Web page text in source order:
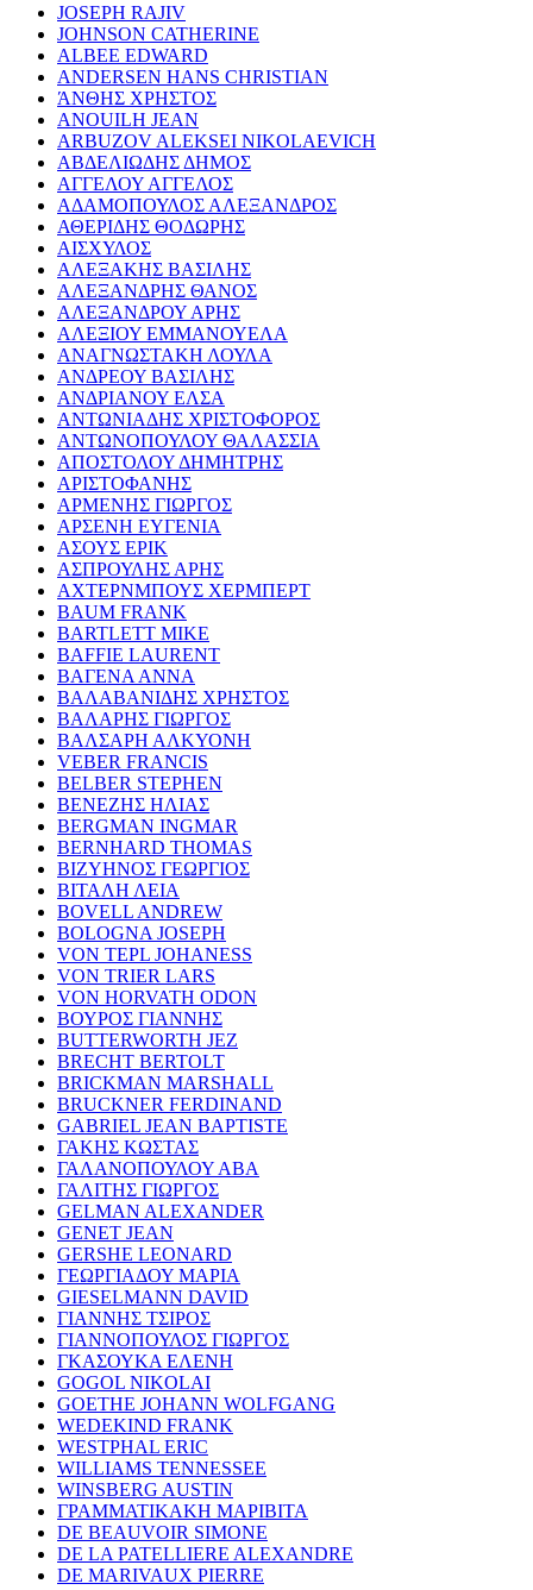
JOSEPH RAJIV
JOHNSON CATHERINE
ALBEE EDWARD
ANDERSEN HANS CHRISTIAN
ΆΝΘΗΣ ΧΡΗΣΤΟΣ
ANOUILH JEAN
ARBUZOV ALEKSEI NIKOLAEVICH
ΑΒΔΕΛΙΩΔΗΣ ΔΗΜΟΣ
ΑΓΓΕΛΟΥ ΑΓΓΕΛΟΣ
ΑΔΑΜΟΠΟΥΛΟΣ ΑΛΕΞΑΝΔΡΟΣ
ΑΘΕΡΙΔΗΣ ΘΟΔΩΡΗΣ
ΑΙΣΧΥΛΟΣ
ΑΛΕΞΑΚΗΣ ΒΑΣΙΛΗΣ
ΑΛΕΞΑΝΔΡΗΣ ΘΑΝΟΣ
ΑΛΕΞΑΝΔΡΟΥ ΑΡΗΣ
ΑΛΕΞΙΟΥ ΕΜΜΑΝΟΥΕΛΑ
ΑΝΑΓΝΩΣΤΑΚΗ ΛΟΥΛΑ
ΑΝΔΡΕΟΥ ΒΑΣΙΛΗΣ
ΑΝΔΡΙΑΝΟΥ ΕΛΣΑ
ΑΝΤΩΝΙΑΔΗΣ ΧΡΙΣΤΟΦΟΡΟΣ
ΑΝΤΩΝΟΠΟΥΛΟΥ ΘΑΛΑΣΣΙΑ
ΑΠΟΣΤΟΛΟΥ ΔΗΜΗΤΡΗΣ
ΑΡΙΣΤΟΦΑΝΗΣ
ΑΡΜΕΝΗΣ ΓΙΩΡΓΟΣ
ΑΡΣΕΝΗ ΕΥΓΕΝΙΑ
ΑΣΟΥΣ ΕΡΙΚ
ΑΣΠΡΟΥΛΗΣ ΑΡΗΣ
ΑΧΤΕΡΝΜΠΟΥΣ ΧΕΡΜΠΕΡΤ
BAUM FRANK
BARTLETT MIKE
BAFFIE LAURENT
ΒΑΓΕΝΑ ΑΝΝΑ
ΒΑΛΑΒΑΝΙΔΗΣ ΧΡΗΣΤΟΣ
ΒΑΛΑΡΗΣ ΓΙΩΡΓΟΣ
ΒΑΛΣΑΡΗ ΑΛΚΥΟΝΗ
VEBER FRANCIS
BELBER STEPHEN
ΒΕΝΕΖΗΣ ΗΛΙΑΣ
BERGMAN INGMAR
BERNHARD THOMAS
ΒΙΖΥΗΝΟΣ ΓΕΩΡΓΙΟΣ
ΒΙΤΑΛΗ ΛΕΙΑ
BOVELL ANDREW
BOLOGNA JOSEPH
VON TEPL JOHANESS
VON TRIER LARS
VON HORVATH ODON
ΒΟΥΡΟΣ ΓΙΑΝΝΗΣ
BUTTERWORTH JEZ
BRECHT BERTOLT
BRICKMAN MARSHALL
BRUCKNER FERDINAND
GABRIEL JEAN BAPTISTE
ΓΑΚΗΣ ΚΩΣΤΑΣ
ΓΑΛΑΝΟΠΟΥΛΟΥ ΑΒΑ
ΓΑΛΙΤΗΣ ΓΙΩΡΓΟΣ
GELMAN ALEXANDER
GENET JEAN
GERSHE LEONARD
ΓΕΩΡΓΙΑΔΟΥ ΜΑΡΙΑ
GIESELMANN DAVID
ΓΙΑΝΝΗΣ ΤΣΙΡΟΣ
ΓΙΑΝΝΟΠΟΥΛΟΣ ΓΙΩΡΓΟΣ
ΓΚΑΣΟΥΚΑ ΕΛΕΝΗ
GOGOL NIKOLAI
GOETHE JOHANN WOLFGANG
WEDEKIND FRANK
WESTPHAL ERIC
WILLIAMS TENNESSEE
WINSBERG AUSTIN
ΓΡΑΜΜΑΤΙΚΑΚΗ ΜΑΡΙΒΙΤΑ
DE BEAUVOIR SIMONE
DE LA PATELLIERE ALEXANDRE
DE MARIVAUX PIERRE